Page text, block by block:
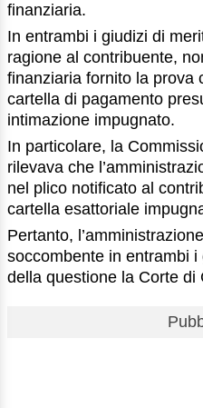
finanziaria.
In entrambi i giudizi di
ragione al contribuente,
finanziaria fornito la prova
cartella di pagamento
intimazione impugnato.
In particolare, la
rilevava che
nel plico notificato al
cartella esattoriale
Pertanto,
soccombente in entrambi
della questione la Corte di